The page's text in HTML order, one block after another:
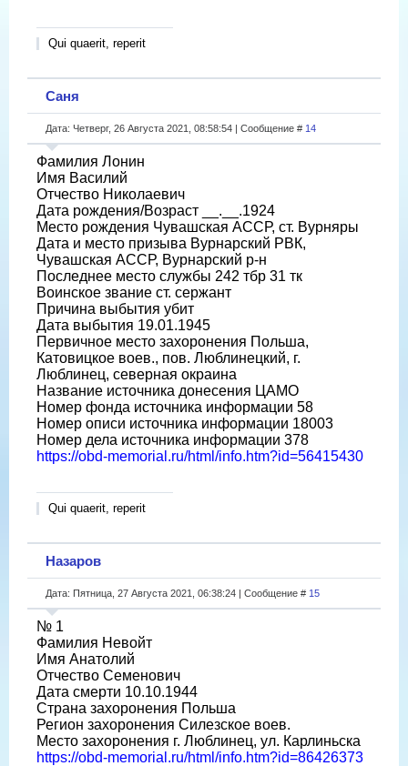
Qui quaerit, reperit
Саня
Дата: Четверг, 26 Августа 2021, 08:58:54 | Сообщение # 14
Фамилия Лонин
Имя Василий
Отчество Николаевич
Дата рождения/Возраст __.__.1924
Место рождения Чувашская АССР, ст. Вурняры
Дата и место призыва Вурнарский РВК,
Чувашская АССР, Вурнарский р-н
Последнее место службы 242 тбр 31 тк
Воинское звание ст. сержант
Причина выбытия убит
Дата выбытия 19.01.1945
Первичное место захоронения Польша,
Катовицкое воев., пов. Люблинецкий, г.
Люблинец, северная окраина
Название источника донесения ЦАМО
Номер фонда источника информации 58
Номер описи источника информации 18003
Номер дела источника информации 378
https://obd-memorial.ru/html/info.htm?id=56415430
Qui quaerit, reperit
Назаров
Дата: Пятница, 27 Августа 2021, 06:38:24 | Сообщение # 15
№ 1
Фамилия Невойт
Имя Анатолий
Отчество Семенович
Дата смерти 10.10.1944
Страна захоронения Польша
Регион захоронения Силезское воев.
Место захоронения г. Люблинец, ул. Карлиньска
https://obd-memorial.ru/html/info.htm?id=86426373